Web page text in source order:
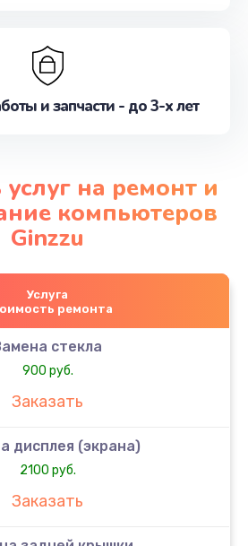
и запчасти - до 3-х лет
на ремонт и
компьютеров
Ginzzu
Услуга
ремонта
стекла
900 руб.
Заказать
дисплея (экрана)
2100 руб.
Заказать